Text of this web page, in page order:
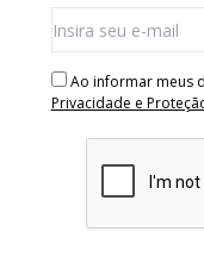
Ao informar meus
Privacidade e